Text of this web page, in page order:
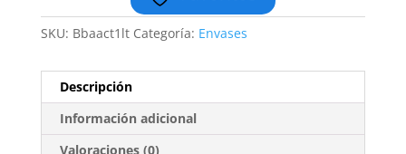
SKU: Bbaact1lt Categoría: Envases
Descripción
Información adicional
Valoraciones (0)